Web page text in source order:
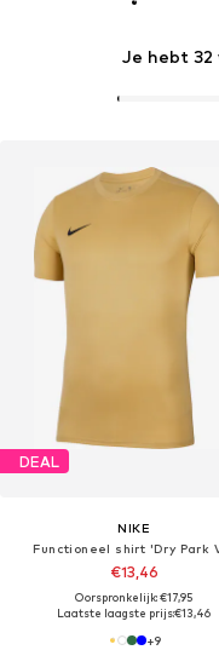
DEAL
NIKE
Functioneel shirt 'Dry Park
€13,46
Oorspronkelijk: €17,95
Laatste laagste prijs:€13,46
+9
Je hebt 32